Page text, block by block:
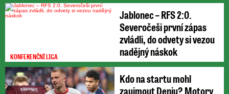
KONFERENČNÍ LIGA
Jablonec – RFS 2:0.
Severočeši první zápas
zvládli, do odvety si vezou
nadějný náskok
Kdo na startu mohl
zaujmout Deniu? Motory